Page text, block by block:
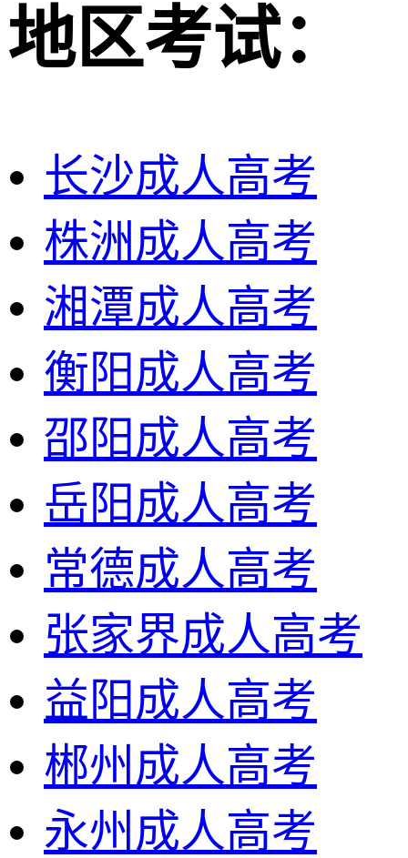
地区考试：
长沙成人高考
株洲成人高考
湘潭成人高考
衡阳成人高考
邵阳成人高考
岳阳成人高考
常德成人高考
张家界成人高考
益阳成人高考
郴州成人高考
永州成人高考